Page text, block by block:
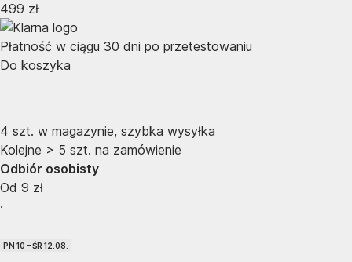
499 zł
Płatność w ciągu 30 dni po przetestowaniu
Do koszyka
4 szt. w magazynie, szybka wysyłka
Kolejne > 5 szt. na zamówienie
Odbiór osobisty
Od 9 zł
·
PN 10 – ŚR 12.08.